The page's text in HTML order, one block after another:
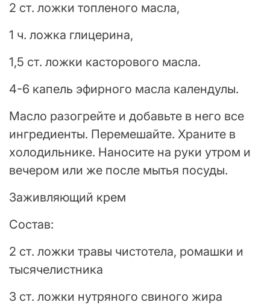
2 ст. ложки топленого масла,
1 ч. ложка глицерина,
1,5 ст. ложки касторового масла.
4-6 капель эфирного масла календулы.
Масло разогрейте и добавьте в него все
ингредиенты. Перемешайте. Храните в
холодильнике. Наносите на руки утром и
вечером или же после мытья посуды.
Заживляющий крем
Состав:
2 ст. ложки травы чистотела, ромашки и
тысячелистника
3 ст. ложки нутряного свиного жира